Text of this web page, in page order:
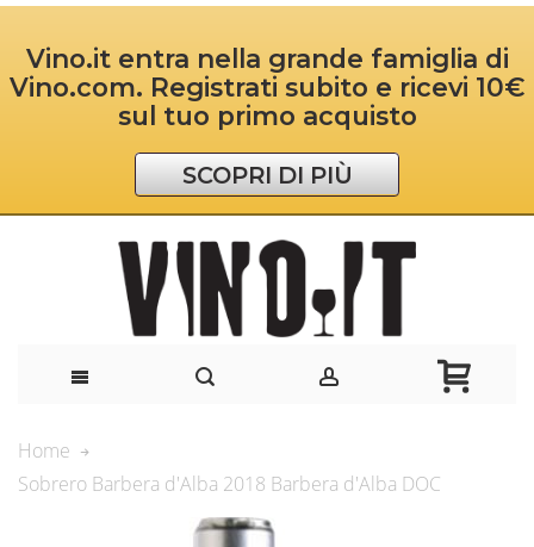
Vino.it entra nella grande famiglia di
Vino.com. Registrati subito e ricevi 10€
sul tuo primo acquisto
SCOPRI DI PIÙ
Home
Sobrero Barbera d'Alba 2018 Barbera d'Alba DOC